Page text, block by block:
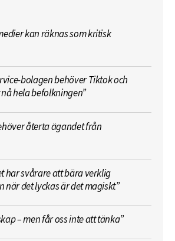
kan räknas som kritisk
bolagen behöver Tiktok och
hela befolkningen”
återta ägandet från
har svårare att bära verklig
när det lyckas är det magiskt”
– men får oss inte att tänka”